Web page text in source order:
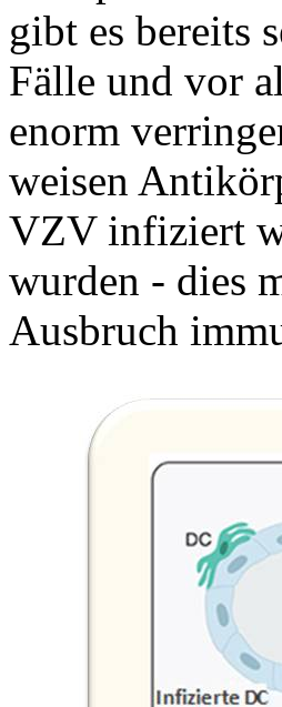
gibt es bereits
Fälle und vor
enorm
weisen
VZV infiziert
wurden - dies
Ausbruch